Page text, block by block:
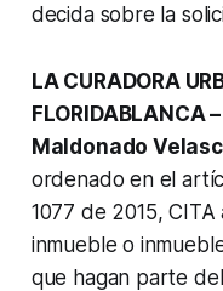
decida sobre la
LA CURADORA
Maldonado
ordenado en el
1077 de 2015,
inmueble o
que hagan parte